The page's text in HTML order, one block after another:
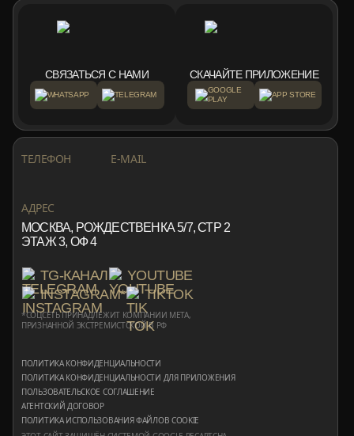
СВЯЗАТЬСЯ С НАМИ
WHATSAPP TELEGRAM
СКАЧАЙТЕ ПРИЛОЖЕНИЕ
GOOGLE
PLAY
APP STORE
ТЕЛЕФОН E-MAIL
АДРЕС
МОСКВА, РОЖДЕСТВЕНКА 5/7, СТР 2
ЭТАЖ 3, ОФ 4
TG-КАНАЛ
YOUTUBE
INSTAGRAM*
TIKTOK
*СОЦСЕТЬ ПРИНАДЛЕЖИТ КОМПАНИИ META,
ПРИЗНАННОЙ ЭКСТРЕМИСТСКОЙ В РФ
ПОЛИТИКА КОНФИДЕНЦИАЛЬНОСТИ
ПОЛИТИКА КОНФИДЕНЦИАЛЬНОСТИ ДЛЯ ПРИЛОЖЕНИЯ
ПОЛЬЗОВАТЕЛЬСКОЕ СОГЛАШЕНИЕ
АГЕНТСКИЙ ДОГОВОР
ПОЛИТИКА ИСПОЛЬЗОВАНИЯ ФАЙЛОВ COOKIE